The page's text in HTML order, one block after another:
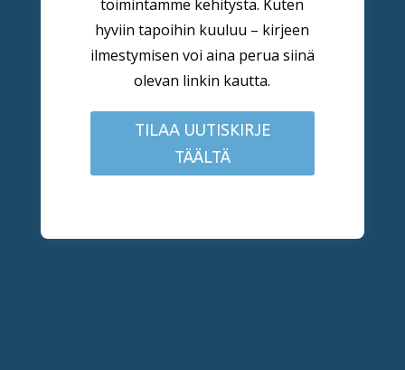
toimintamme kehitystä. Kuten
hyviin tapoihin kuuluu – kirjeen
ilmestymisen voi aina perua siinä
olevan linkin kautta.
TILAA UUTISKIRJE
TÄÄLTÄ